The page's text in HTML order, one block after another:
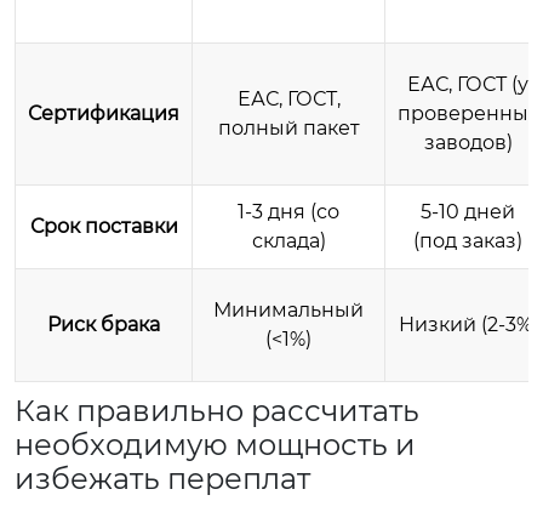
Сертификация
ЕАС, ГОСТ,
полный пакет
ЕАС, ГОСТ (у
проверенных
заводов)
Срок поставки
1-3 дня (со
склада)
5-10 дней
(под заказ)
Риск брака
Минимальный
(<1%)
Низкий (2-3%)
Как правильно рассчитать
необходимую мощность и
избежать переплат